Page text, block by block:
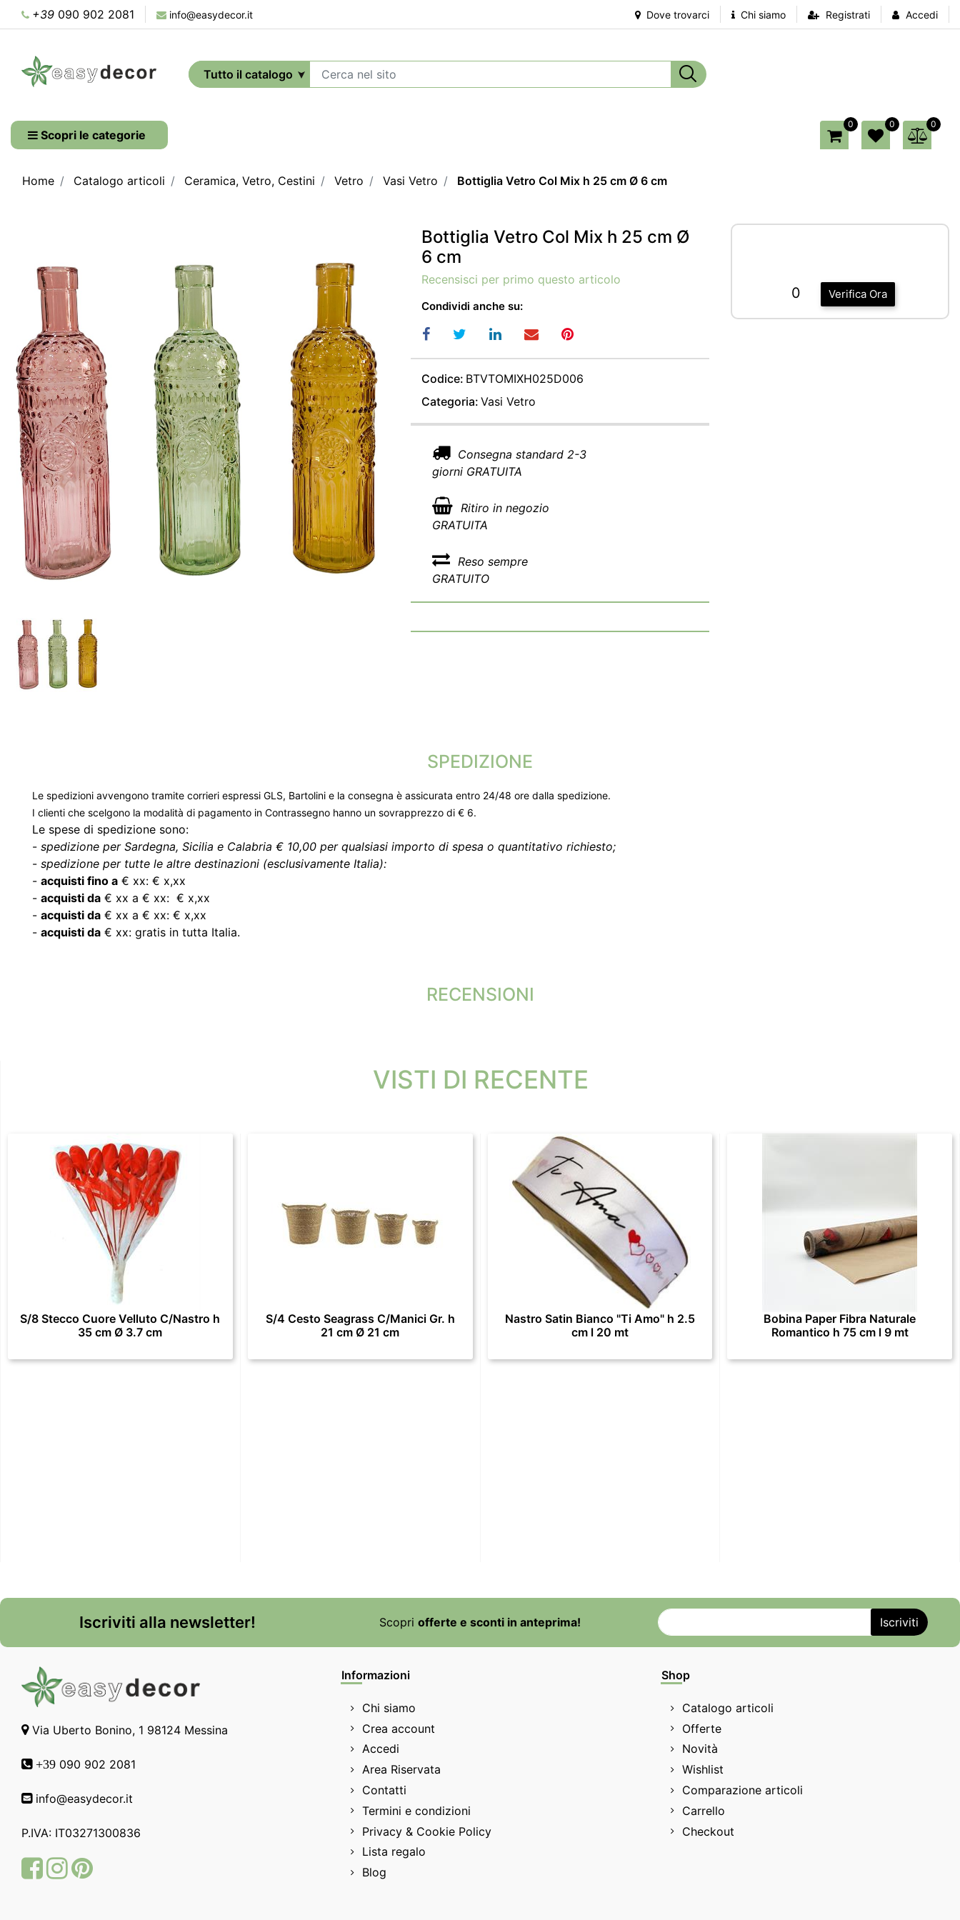
+39 090 902 2081 info@easydecor.it Dove trovarci Chi siamo Registrati Accedi
Scopri le categorie
0 0 0
Home Catalogo articoli Ceramica, Vetro, Cestini Vetro Vasi Vetro Bottiglia Vetro Col Mix h 25 cm Ø 6 cm
Bottiglia Vetro Col Mix h 25 cm Ø
6 cm
Recensisci per primo questo articolo
Condividi anche su:
Codice: BTVTOMIXH025D006
Categoria: Vasi Vetro
Consegna standard 2-3
giorni GRATUITA
Ritiro in negozio
GRATUITA
Reso sempre
GRATUITO
Verifica Ora
0
SPEDIZIONE
Le spedizioni avvengono tramite corrieri espressi GLS, Bartolini e la consegna è assicurata entro 24/48 ore dalla spedizione.
I clienti che scelgono la modalità di pagamento in Contrassegno hanno un sovrapprezzo di € 6.
Le spese di spedizione sono:
- spedizione per Sardegna, Sicilia e Calabria € 10,00 per qualsiasi importo di spesa o quantitativo richiesto;
- spedizione per tutte le altre destinazioni (esclusivamente Italia):
- acquisti fino a € xx: € x,xx
- acquisti da € xx a € xx: € x,xx
- acquisti da € xx a € xx: € x,xx
- acquisti da € xx: gratis in tutta Italia.
RECENSIONI
VISTI DI RECENTE
S/8 Stecco Cuore Velluto C/Nastro h
35 cm Ø 3.7 cm
S/4 Cesto Seagrass C/Manici Gr. h
21 cm Ø 21 cm
Nastro Satin Bianco "Ti Amo" h 2.5
cm l 20 mt
Bobina Paper Fibra Naturale
Romantico h 75 cm l 9 mt
Iscriviti alla newsletter! Scopri offerte e sconti in anteprima!
Via Uberto Bonino, 1 98124 Messina
+39 090 902 2081
info@easydecor.it
P.IVA: IT03271300836
FacebookInstagram
Pinterest
Informazioni
Chi siamo
Crea account
Accedi
Area Riservata
Contatti
Termini e condizioni
Privacy & Cookie Policy
Lista regalo
Blog
Shop
Catalogo articoli
Offerte
Novità
Wishlist
Comparazione articoli
Carrello
Checkout